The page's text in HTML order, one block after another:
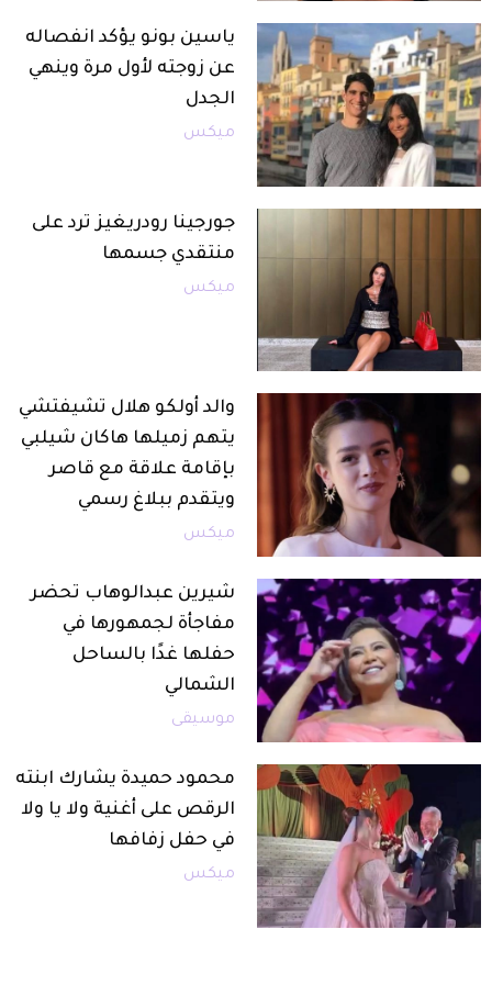
ياسين بونو يؤكد انفصاله
عن زوجته لأول مرة وينهي
الجدل
ميكس
جورجينا رودريغيز ترد على
منتقدي جسمها
ميكس
والد أولكو هلال تشيفتشي
يتهم زميلها هاكان شيلبي
بإقامة علاقة مع قاصر
ويتقدم ببلاغ رسمي
ميكس
شيرين عبدالوهاب تحضر
مفاجأة لجمهورها في
حفلها غدًا بالساحل
الشمالي
موسيقى
محمود حميدة يشارك ابنته
الرقص على أغنية ولا يا ولا
في حفل زفافها
ميكس